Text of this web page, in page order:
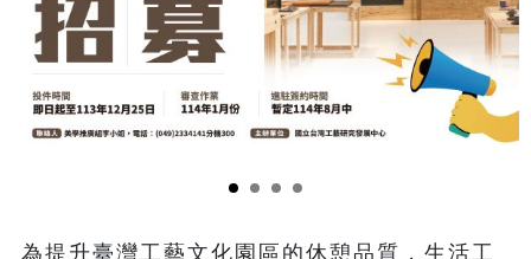
為提升臺灣工藝文化園區的休憩品質，生活工